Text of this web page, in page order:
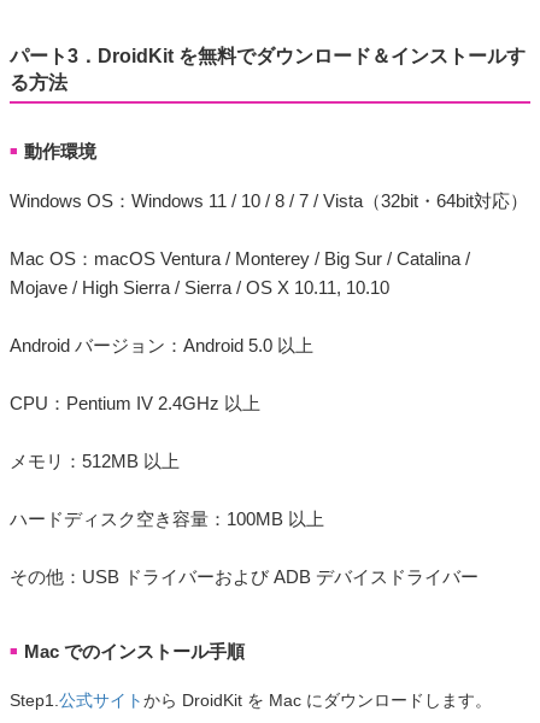
パート3．DroidKit を無料でダウンロード＆インストールす
る方法
■ 動作環境
Windows OS：Windows 11 / 10 / 8 / 7 / Vista（32bit・64bit対応）
Mac OS：macOS Ventura / Monterey / Big Sur / Catalina /
Mojave / High Sierra / Sierra / OS X 10.11, 10.10
Android バージョン：Android 5.0 以上
CPU：Pentium IV 2.4GHz 以上
メモリ：512MB 以上
ハードディスク空き容量：100MB 以上
その他：USB ドライバーおよび ADB デバイスドライバー
■ Mac でのインストール手順
Step1. 公式サイトから DroidKit を Mac にダウンロードします。